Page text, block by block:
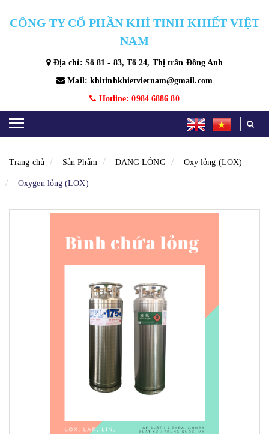
CÔNG TY CỔ PHẦN KHÍ TINH KHIẾT VIỆT
NAM
Địa chỉ: Số 81 - 83, Tổ 24, Thị trấn Đông Anh
Mail: khitinhkhietvietnam@gmail.com
Hotline: 0984 6886 80
Trang chủ Sản Phẩm DẠNG LỎNG Oxy lỏng (LOX)
Oxygen lỏng (LOX)